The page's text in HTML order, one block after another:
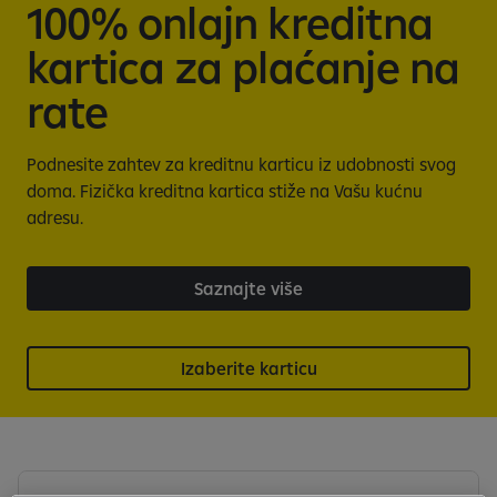
100% onlajn kreditna
kartica za plaćanje na
rate
Podnesite zahtev za kreditnu karticu iz udobnosti svog
doma. Fizička kreditna kartica stiže na Vašu kućnu
adresu.
Saznajte više
Izaberite karticu